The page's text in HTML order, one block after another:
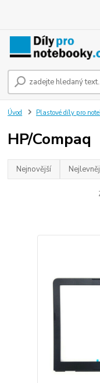
Úvod Plastové díly pro
HP/Compaq
Nejnovější